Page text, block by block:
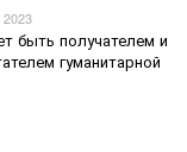
быть получателем и
гуманитарной